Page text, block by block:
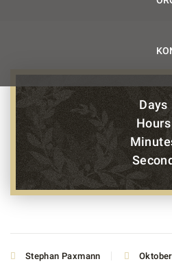
Days
Hours
Stephan Paxmann